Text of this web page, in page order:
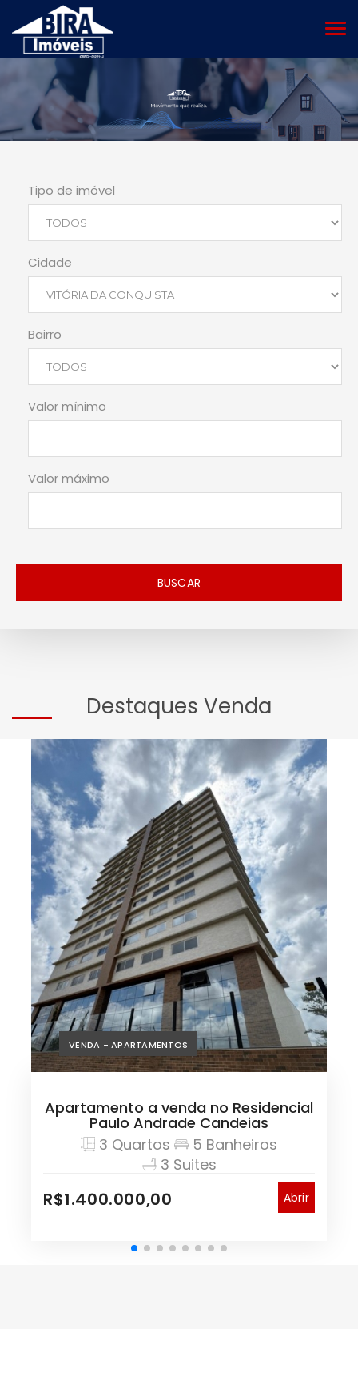
Tipo de imóvel
Cidade
Bairro
Valor mínimo
Valor máximo
BUSCAR
Destaques Venda
VENDA - APARTAMENTOS
Apartamento a venda no Residencial
Paulo Andrade Candeias
3 Quartos
5 Banheiros
3 Suites
R$1.400.000,00 Abrir